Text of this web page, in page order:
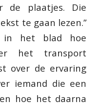
de plaatjes. Die
te gaan lezen.”
in het blad hoe
het transport
over de ervaring
iemand die een
hoe het daarna